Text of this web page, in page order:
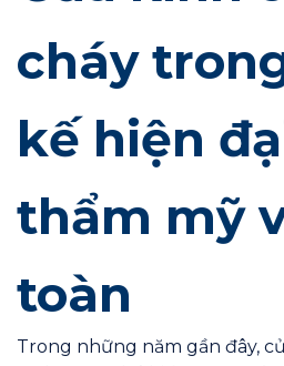
cháy
kế hiện
thẩm mỹ
toàn
Trong những năm gần đây,